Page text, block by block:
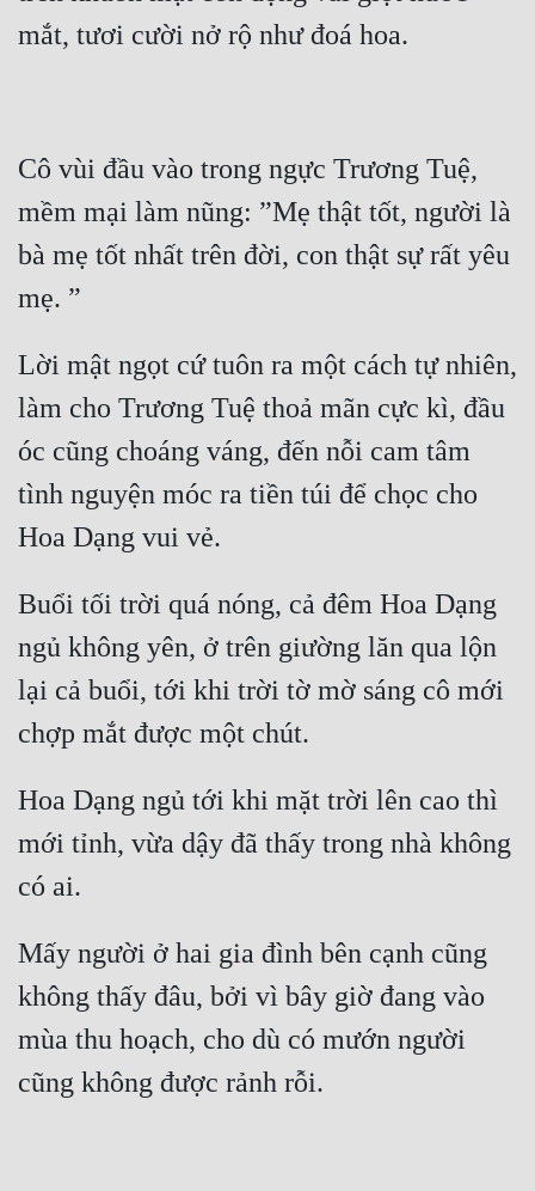
Học Đường
Kinh Dị
Linh Dị
Làm Giàu
Mỹ Thực
Ngôn Tình
Ngược
Nữ Phụ
Phong Thủy - Tâm Linh
Phương Tây
Phản Phái
Quan Trường
Quân Sự
Sảng Văn
mắt, tươi cười nở rộ như đoá hoa.
Cô vùi đầu vào trong ngực Trương Tuệ,
mềm mại làm nũng: ”Mẹ thật tốt, người là
bà mẹ tốt nhất trên đời, con thật sự rất yêu
mẹ. ”
Lời mật ngọt cứ tuôn ra một cách tự nhiên,
làm cho Trương Tuệ thoả mãn cực kì, đầu
óc cũng choáng váng, đến nỗi cam tâm
tình nguyện móc ra tiền túi để chọc cho
Hoa Dạng vui vẻ.
Buổi tối trời quá nóng, cả đêm Hoa Dạng
ngủ không yên, ở trên giường lăn qua lộn
lại cả buổi, tới khi trời tờ mờ sáng cô mới
chợp mắt được một chút.
Hoa Dạng ngủ tới khi mặt trời lên cao thì
mới tỉnh, vừa dậy đã thấy trong nhà không
có ai.
Mấy người ở hai gia đình bên cạnh cũng
không thấy đâu, bởi vì bây giờ đang vào
mùa thu hoạch, cho dù có mướn người
cũng không được rảnh rỗi.